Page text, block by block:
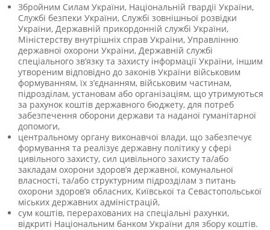
Збройним Силам України, Національній гвардії України,
Службі безпеки України, Службі зовнішньої розвідки
України, Державній прикордонній службі України,
Міністерству внутрішніх справ України, Управлінню
державної охорони України, Державній службі
спеціального зв’язку та захисту інформації України, іншим
утвореним відповідно до законів України військовим
формуванням, їх з’єднанням, військовим частинам,
підрозділам, установам або організаціям, що утримуються
за рахунок коштів державного бюджету, для потреб
забезпечення оборони держави та наданої гуманітарної
допомоги,
центральному органу виконавчої влади, що забезпечує
формування та реалізує державну політику у сфері
цивільного захисту, сил цивільного захисту та/або
закладам охорони здоров’я державної, комунальної
власності, та/або структурним підрозділам з питань
охорони здоров’я обласних, Київської та Севастопольської
міських державних адміністрацій,
сум коштів, перерахованих на спеціальні рахунки,
відкриті Національним банком України для збору коштів.